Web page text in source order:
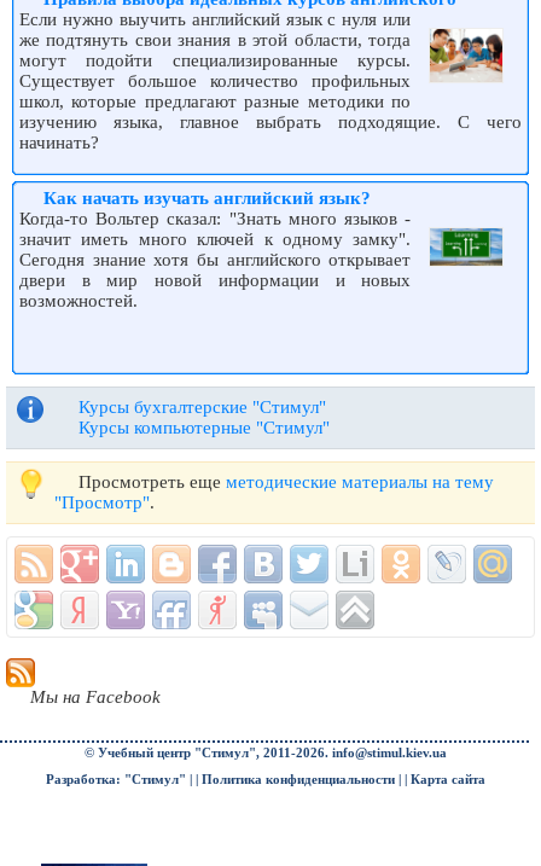
Если нужно выучить английский язык с нуля или
же подтянуть свои знания в этой области, тогда
могут подойти специализированные курсы.
Существует большое количество профильных
школ, которые предлагают разные методики по
изучению языка, главное выбрать подходящие. С чего
начинать?
Как начать изучать английский язык?
Когда-то Вольтер сказал: "Знать много языков -
значит иметь много ключей к одному замку".
Сегодня знание хотя бы английского открывает
двери в мир новой информации и новых
возможностей.
Курсы бухгалтерские "Стимул"
Курсы компьютерные "Стимул"
Просмотреть еще методические материалы на тему
"Просмотр".
Мы на Facebook
© Учебный центр "Стимул", 2011-2026. info@stimul.kiev.ua
Разработка: "Стимул" | | Политика конфиденциальности| | Карта сайта